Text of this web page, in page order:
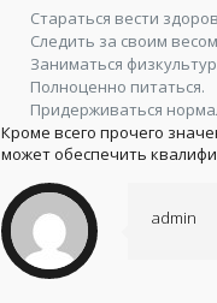
Стараться вести
Следить за своим
Заниматься
Полноценно питаться.
Придерживаться
Кроме всего прочего
может обеспечить
admin